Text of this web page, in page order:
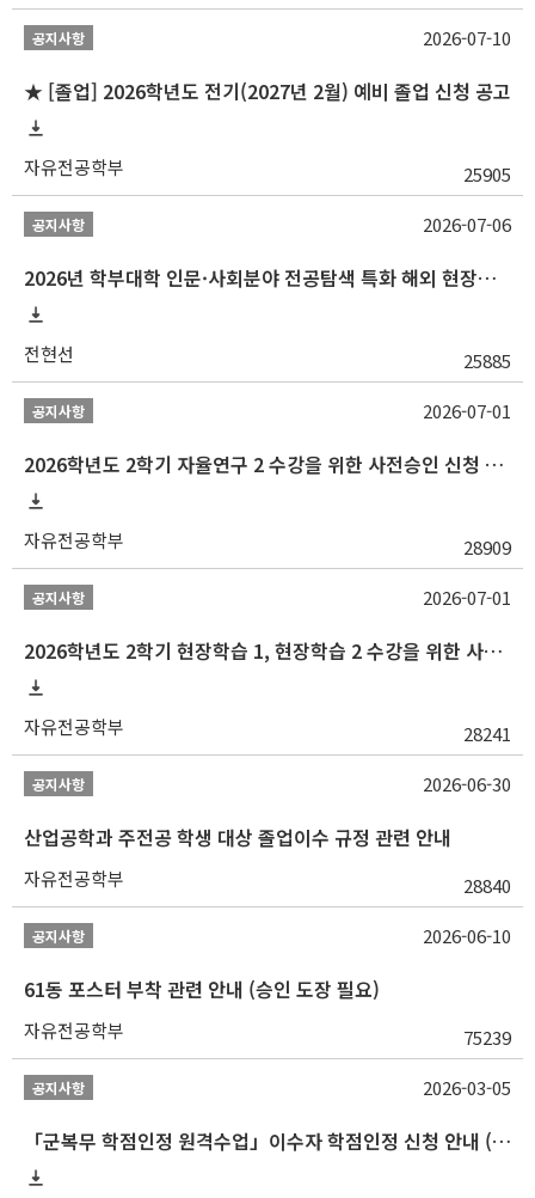
공지사항
★ [졸업] 2026학년도 전기(2027년 2월) 예비 졸업 신청 공고
자유전공학부 25905
2026-07-10
공지사항
2026년 학부대학 인문·사회분야 전공탐색 특화 해외 현장학습 프로그램(중국) 모집 안내
전현선 25885
2026-07-06
공지사항
2026학년도 2학기 자율연구 2 수강을 위한 사전승인 신청 안내
자유전공학부 28909
2026-07-01
공지사항
2026학년도 2학기 현장학습 1, 현장학습 2 수강을 위한 사전승인 신청 안내
자유전공학부 28241
2026-07-01
공지사항
산업공학과 주전공 학생 대상 졸업이수 규정 관련 안내
자유전공학부 28840
2026-06-30
공지사항
61동 포스터 부착 관련 안내 (승인 도장 필요)
자유전공학부 75239
2026-06-10
공지사항
「군복무 학점인정 원격수업」이수자 학점인정 신청 안내 (2025-2 이전 군복무 원격수업 수강자 필독)
2026-03-05